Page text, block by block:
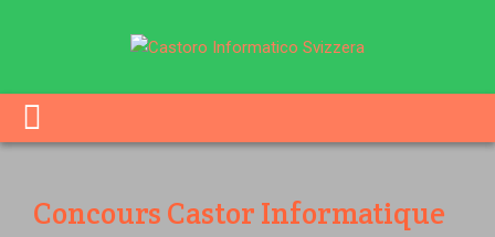
Concours Castor Informatique